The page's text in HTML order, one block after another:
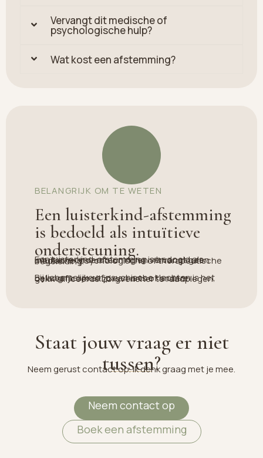
Vervangt dit medische of
psychologische hulp?
Wat kost een afstemming?
BELANGRIJK OM TE WETEN
Een luisterkind-afstemming
is bedoeld als intuïtieve
ondersteuning.
Een luisterkind-afstemming is bedoeld als intuïtieve ondersteuning en vervangt geen medische, psychologische of therapeutische begeleiding.
Bij lichamelijke of psychische klachten is het belangrijk om altijd een arts of andere gekwalificeerde zorgverlener te raadplegen.
Staat jouw vraag er niet
tussen?
Neem gerust contact op. Ik denk graag met je mee.
Neem contact op
Boek een afstemming